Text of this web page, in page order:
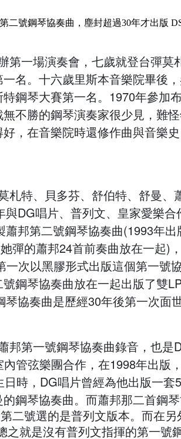
第一場演奏會，七歲就登台彈莫
名。十六歲里斯本音樂院畢後
鋼琴大賽第一名。1970年參加
不勝的鋼琴演奏家很少見，難
，在音樂院時還修作曲與音樂
札特、貝多芬、舒伯特、舒曼、
DG唱片、普列文、皇家愛樂
邦第二號鋼琴協奏曲(1993年
彈的蕭邦24首前奏曲放在一起)
一次以黑膠形式出版這個第一號
鋼琴協奏曲放在一起出版了雙
協奏曲是歷經30年後第一次面世
邦第一號鋼琴協奏曲錄音，也是
管弦樂團合作，在1998年出版
時，DG唱片曾經為他出版一套
鋼琴協奏曲。而蕭邦那二首鋼
二號選的是普列文版本。而在
之就是沒有普列文指揮的第一號